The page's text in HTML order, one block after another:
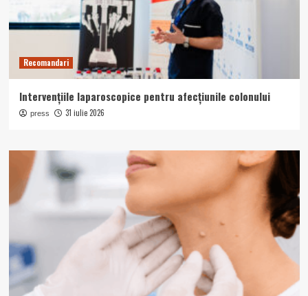
Recomandari
Intervențiile laparoscopice pentru afecțiunile colonului
press 31 iulie 2026